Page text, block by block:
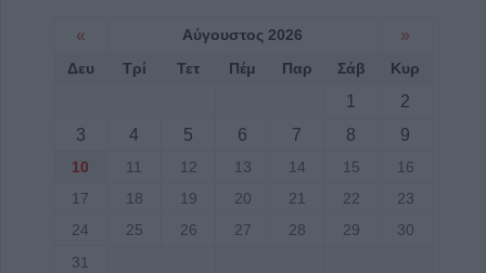
« Αύγουστος 2026 »
Δευ Τρί Τετ Πέμ Παρ Σάβ Κυρ
1
2
3
4 5 6 7 8 9
10 11 12 13 14 15
16
17
18 19 20 21 22
23
24
25 26 27 28 29
30
31